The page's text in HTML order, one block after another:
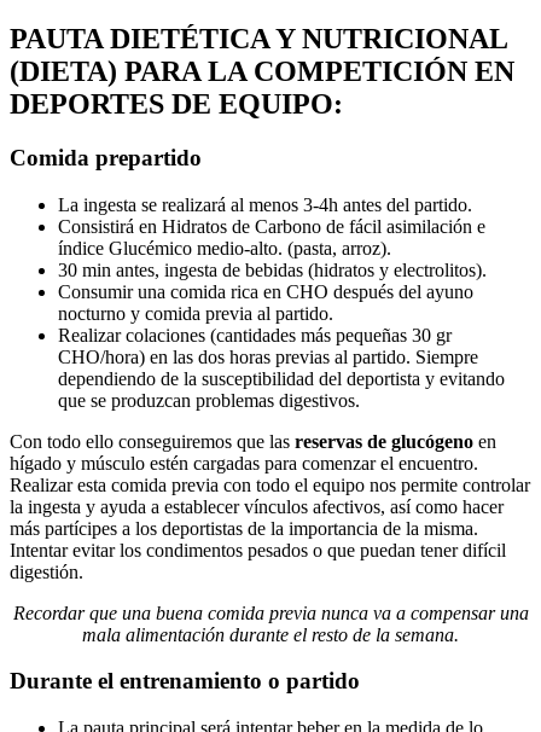
PAUTA DIETÉTICA Y NUTRICIONAL
(DIETA) PARA LA COMPETICIÓN EN
DEPORTES DE EQUIPO:
Comida prepartido
La ingesta se realizará al menos 3-4h antes del partido.
Consistirá en Hidratos de Carbono de fácil asimilación e
índice Glucémico medio-alto. (pasta, arroz).
30 min antes, ingesta de bebidas (hidratos y electrolitos).
Consumir una comida rica en CHO después del ayuno
nocturno y comida previa al partido.
Realizar colaciones (cantidades más pequeñas 30 gr
CHO/hora) en las dos horas previas al partido. Siempre
dependiendo de la susceptibilidad del deportista y evitando
que se produzcan problemas digestivos.
Con todo ello conseguiremos que las reservas de glucógeno en
hígado y músculo estén cargadas para comenzar el encuentro.
Realizar esta comida previa con todo el equipo nos permite controlar
la ingesta y ayuda a establecer vínculos afectivos, así como hacer
más partícipes a los deportistas de la importancia de la misma.
Intentar evitar los condimentos pesados o que puedan tener difícil
digestión.
Recordar que una buena comida previa nunca va a compensar una
mala alimentación durante el resto de la semana.
Durante el entrenamiento o partido
La pauta principal será intentar beber en la medida de lo